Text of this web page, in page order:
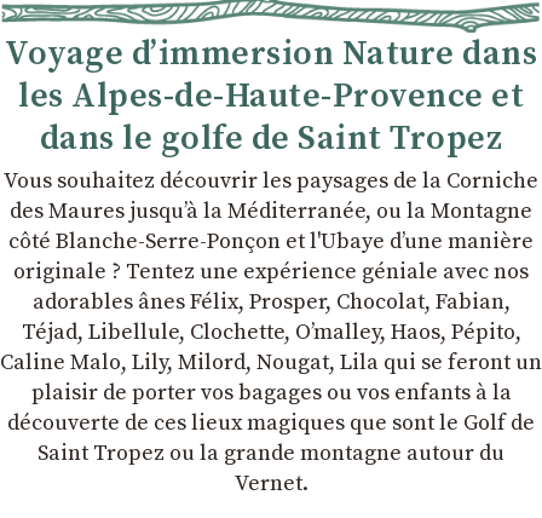
Voyage d’immersion Nature dans
les Alpes-de-Haute-Provence et
dans le golfe de Saint Tropez
Vous souhaitez découvrir les paysages de la Corniche
des Maures jusqu’à la Méditerranée, ou la Montagne
côté Blanche-Serre-Ponçon et l'Ubaye dʼune manière
originale ? Tentez une expérience géniale avec nos
adorables ânes Félix, Prosper, Chocolat, Fabian,
Téjad, Libellule, Clochette, Oʼmalley, Haos, Pépito,
Caline Malo, Lily, Milord, Nougat, Lila qui se feront un
plaisir de porter vos bagages ou vos enfants à la
découverte de ces lieux magiques que sont le Golf de
Saint Tropez ou la grande montagne autour du
Vernet.